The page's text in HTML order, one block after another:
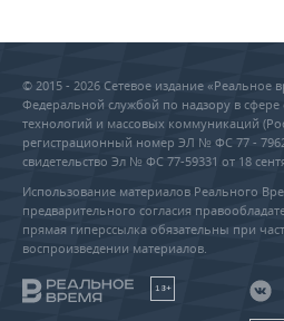
© 2015 - 2026 Сетевое издание «Реальное
Федеральной службой по надзору в
технологий и массовых коммуникаций
регистрационный номер ЭЛ № ФС 77 -
свидетельство Эл № ФС 77-59331 от 18
Использование материалов Реального
предварительного согласия
прямая гиперссылка обязательны при
воспроизведении материалов.
18+